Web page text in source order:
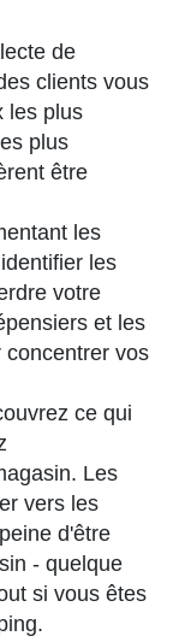
de
clients vous
les plus
plus
être
les
les
votre
et les
concentrer vos
ce qui
Les
vers les
d'être
- quelque
si vous êtes